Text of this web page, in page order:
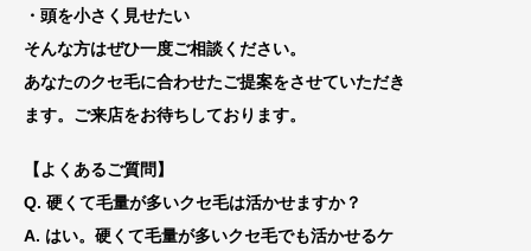
・頭を小さく見せたい
そんな方はぜひ一度ご相談ください。
あなたのクセ毛に合わせたご提案をさせていただき
ます。 ご来店をお待ちしております。
【よくあるご質問】
Q. 硬くて毛量が多いクセ毛は活かせますか？
A. はい。 硬くて毛量が多いクセ毛でも活かせるケ